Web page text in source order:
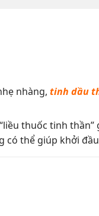
nhàng, tinh dầu
thuốc tinh
thể giúp khởi